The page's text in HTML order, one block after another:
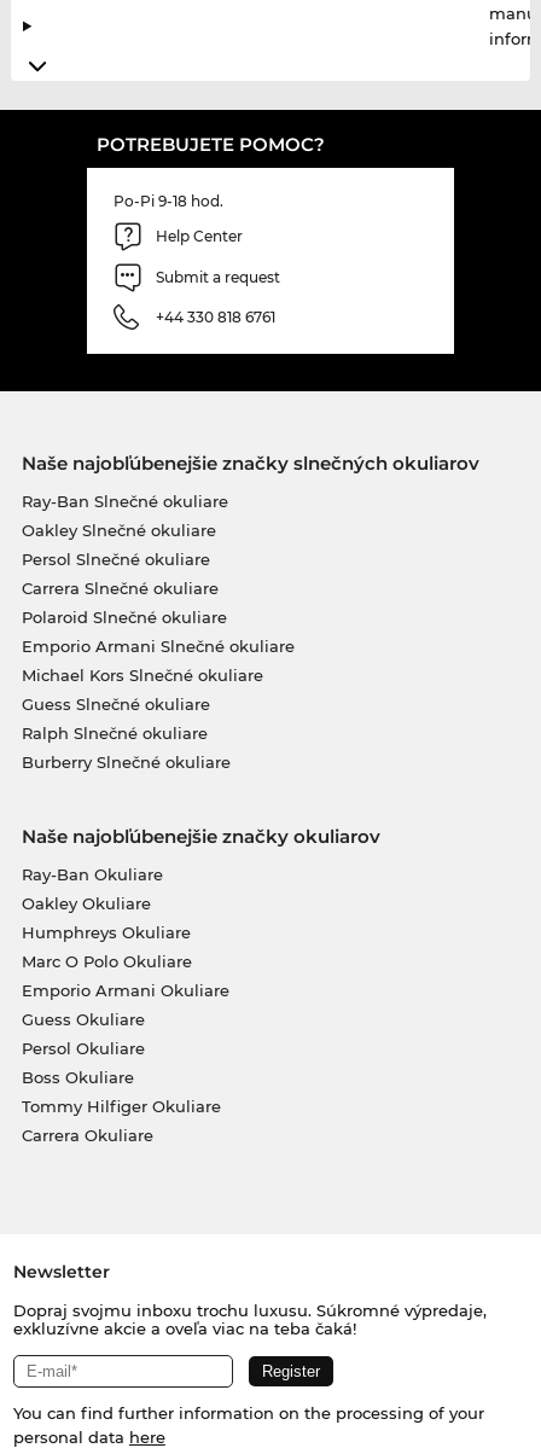
POTREBUJETE POMOC?
Po-Pi 9-18 hod.
Help Center
Submit a request
+44 330 818 6761
Naše najobľúbenejšie značky slnečných okuliarov
Ray-Ban Slnečné okuliare
Oakley Slnečné okuliare
Persol Slnečné okuliare
Carrera Slnečné okuliare
Polaroid Slnečné okuliare
Emporio Armani Slnečné okuliare
Michael Kors Slnečné okuliare
Guess Slnečné okuliare
Ralph Slnečné okuliare
Burberry Slnečné okuliare
Naše najobľúbenejšie značky okuliarov
Ray-Ban Okuliare
Oakley Okuliare
Humphreys Okuliare
Marc O Polo Okuliare
Emporio Armani Okuliare
Guess Okuliare
Persol Okuliare
Boss Okuliare
Tommy Hilfiger Okuliare
Carrera Okuliare
Newsletter
Dopraj svojmu inboxu trochu luxusu. Súkromné výpredaje,
exkluzívne akcie a oveľa viac na teba čaká!
You can find further information on the processing of your
personal data here